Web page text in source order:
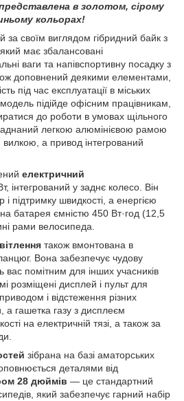
в золотом, сірому
кольорах!
за своїм виглядом гібридний байк з
має збалансовані
ваги та напівспортивну посадку з
доповнений деякими елементами,
під час експлуатації в міських
підійде офісним працівникам,
до роботи в умовах щільного
легкою алюмінієвою рамою
а привод інтегрований
електричний
інтегрований у заднє колесо. Він
і підтримку швидкості, а енергією
батарея ємністю 450 Вт·год (12,5
рами велосипеда.
також вмонтована в
Вона забезпечує чудову
вас помітним для інших учасників
розміщені дисплей і пульт для
і відстеження різних
а гашетка газу з дисплеєм
на електричній тязі, а також за
зібрана на базі аматорських
деталями від
28 дюймів — це стандартний
який забезпечує гарний набір